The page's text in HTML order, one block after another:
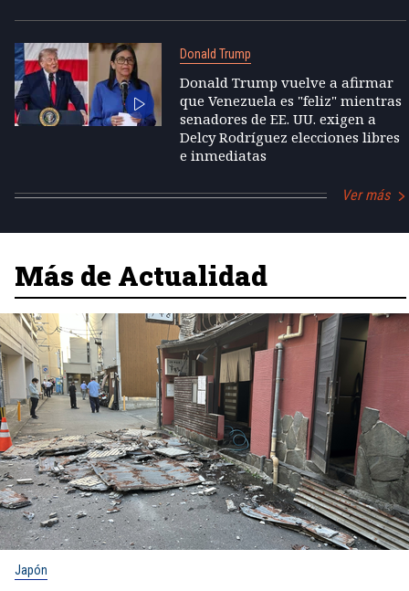
Donald Trump
Donald Trump vuelve a afirmar
que Venezuela es "feliz" mientras
senadores de EE. UU. exigen a
Delcy Rodríguez elecciones libres
e inmediatas
Ver más
Más de Actualidad
Japón